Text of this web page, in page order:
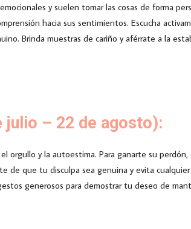
y suelen tomar las cosas de forma
hacia sus sentimientos. Escucha
Brinda muestras de cariño y aférrate a la
julio – 22 de agosto):
orgullo y la autoestima. Para ganarte su
de que tu disculpa sea genuina y evita
generosos para demostrar tu deseo de